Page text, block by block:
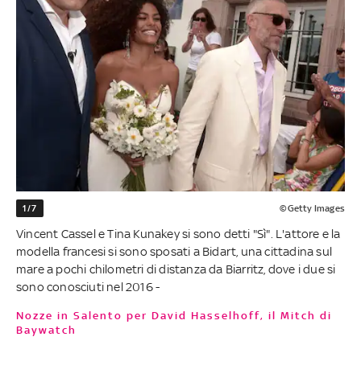
1/7 ©Getty Images
Vincent Cassel e Tina Kunakey si sono detti "Sì". L'attore e la
modella francesi si sono sposati a Bidart, una cittadina sul
mare a pochi chilometri di distanza da Biarritz, dove i due si
sono conosciuti nel 2016 -
Nozze in Salento per David Hasselhoff, il Mitch di
Baywatch